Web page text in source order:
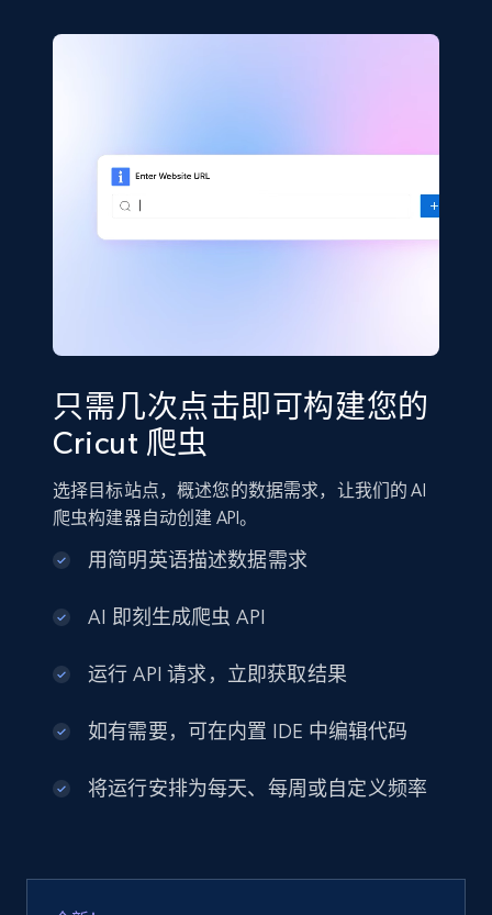
只需几次点击即可构建您的
Cricut 爬虫
选择目标站点，概述您的数据需求，让我们的 AI
爬虫构建器自动创建 API。
用简明英语描述数据需求
AI 即刻生成爬虫 API
运行 API 请求，立即获取结果
如有需要，可在内置 IDE 中编辑代码
将运行安排为每天、每周或自定义频率